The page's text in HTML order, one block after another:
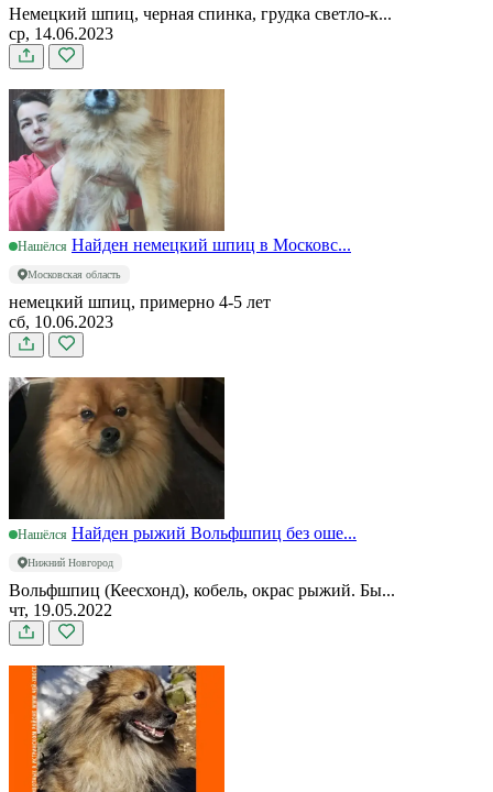
Немецкий шпиц, черная спинка, грудка светло-к...
ср, 14.06.2023
Нашёлся Найден немецкий шпиц в Московс...
Московская область
немецкий шпиц, примерно 4-5 лет
сб, 10.06.2023
Нашёлся Найден рыжий Вольфшпиц без оше...
Нижний Новгород
Вольфшпиц (Кеесхонд), кобель, окрас рыжий. Бы...
чт, 19.05.2022